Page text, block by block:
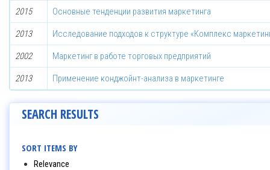
2015 Основные тенденции развития маркетинга
2013 Исследование подходов к структуре «Комплекс
2002 Маркетинг в работе торговых предприятий
2013 Применение конджойнт-анализа в маркетинге
SEARCH RESULTS
SORT ITEMS BY
Relevance